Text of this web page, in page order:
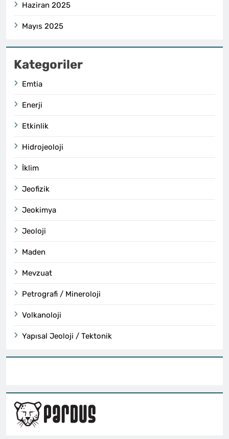
Haziran 2025
Mayıs 2025
Kategoriler
Emtia
Enerji
Etkinlik
Hidrojeoloji
İklim
Jeofizik
Jeokimya
Jeoloji
Maden
Mevzuat
Petrografi / Mineroloji
Volkanoloji
Yapısal Jeoloji / Tektonik